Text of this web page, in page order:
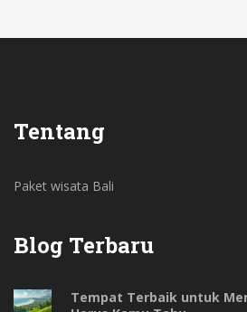
Tentang
Paket wisata Bali
Blog Terbaru
Tempat Terbaik untuk